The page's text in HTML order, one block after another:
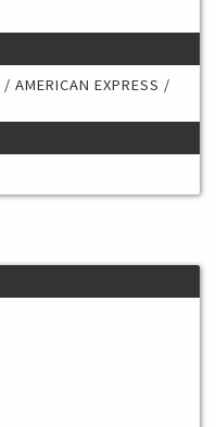
EXPRESS /